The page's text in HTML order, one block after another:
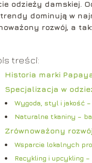
odzieży damskiej.
dominują w
rozwój, a
treści:
Historia marki
Specjalizacja w
Wygoda, styl i jakość
Naturalne tkaniny –
Zrównoważony
Wsparcie lokalnych
Recykling i upcykling